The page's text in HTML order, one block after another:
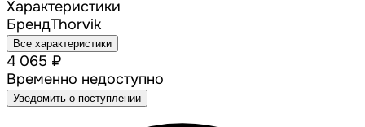
Характеристики
БрендThorvik
Все характеристики
4 065 ₽
Временно недоступно
Уведомить о поступлении